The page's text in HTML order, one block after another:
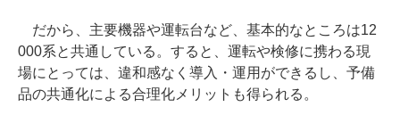
だから、主要機器や運転台など、基本的なところは12
000系と共通している。すると、運転や検修に携わる現
場にとっては、違和感なく導入・運用ができるし、予備
品の共通化による合理化メリットも得られる。